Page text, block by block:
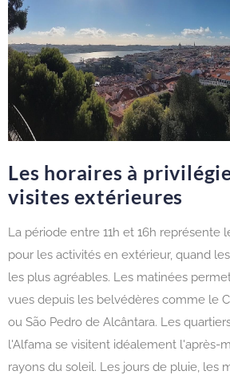
Les horaires à
visites extérieures
La période entre 11h et 16h représente
pour les activités en extérieur, quand
les plus agréables. Les matinées
vues depuis les belvédères comme le
ou São Pedro de Alcântara. Les
l'Alfama se visitent idéalement l'après-
rayons du soleil. Les jours de pluie, les